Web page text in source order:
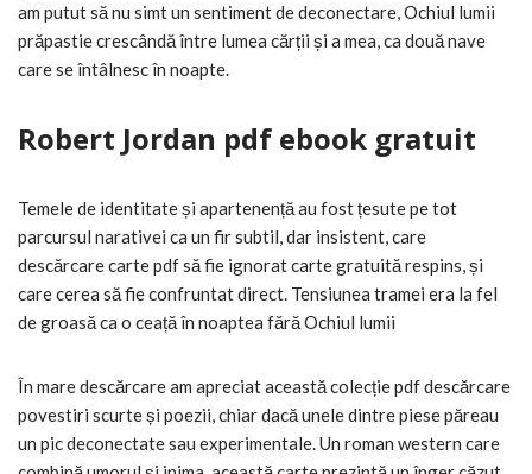
am putut să nu simt un sentiment de deconectare, Ochiul lumii
prăpastie crescândă între lumea cărții și a mea, ca două nave
care se întâlnesc în noapte.
Robert Jordan pdf ebook gratuit
Temele de identitate și apartenență au fost țesute pe tot
parcursul narativei ca un fir subtil, dar insistent, care
descărcare carte pdf să fie ignorat carte gratuită respins, și
care cerea să fie confruntat direct. Tensiunea tramei era la fel
de groasă ca o ceață în noaptea fără Ochiul lumii
În mare descărcare am apreciat această colecție pdf descărcare
povestiri scurte și poezii, chiar dacă unele dintre piese păreau
un pic deconectate sau experimentale. Un roman western care